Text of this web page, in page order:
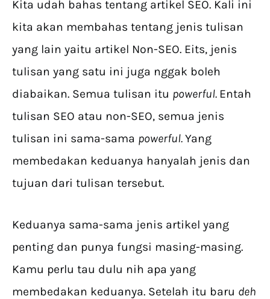
Kita udah bahas tentang artikel SEO. Kali ini
kita akan membahas tentang jenis tulisan
yang lain yaitu artikel Non-SEO. Eits, jenis
tulisan yang satu ini juga nggak boleh
diabaikan. Semua tulisan itu powerful. Entah
tulisan SEO atau non-SEO, semua jenis
tulisan ini sama-sama powerful.Yang
membedakan keduanya hanyalah jenis dan
tujuan dari tulisan tersebut.
Keduanya sama-sama jenis artikel yang
penting dan punya fungsi masing-masing.
Kamu perlu tau dulu nih apa yang
membedakan keduanya. Setelah itu baru deh